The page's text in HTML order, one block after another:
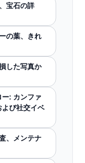
宝石の詳
の葉、きれ
した写真か
: カンファ
び社交イベ
、メンテナ